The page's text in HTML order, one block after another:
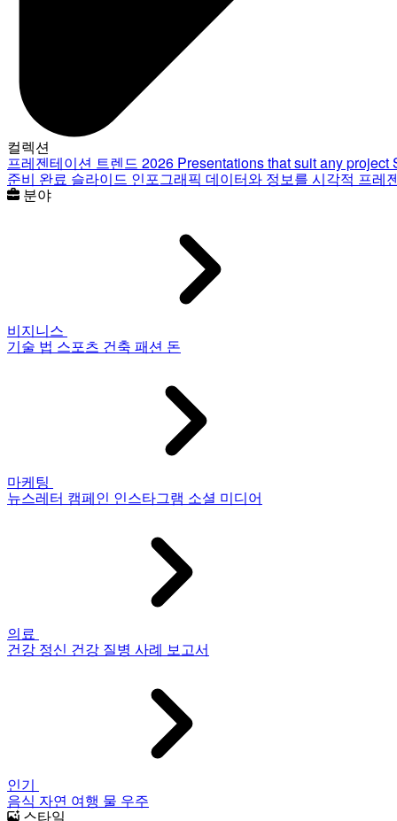
컬렉션
프레젠테이션 트렌드 2026 Presentations that suit any project
준비 완료 슬라이드 인포그래픽 데이터와 정보를 시각적 프레
분야
비지니스
기술 법 스포츠 건축 패션 돈
마케팅
뉴스레터 캠페인 인스타그램 소셜 미디어
의료
건강 정신 건강 질병 사례 보고서
인기
음식 자연 여행 물 우주
스타일